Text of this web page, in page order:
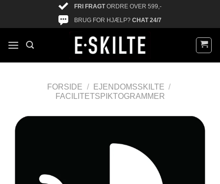
FRI FRAGTORDRE OVER 599,-
BRUG FOR HJÆLP? CHAT 24/7
FORSIDE / EJENDOMSSKILTE /
FACILITETSPIKTOGRAMMER